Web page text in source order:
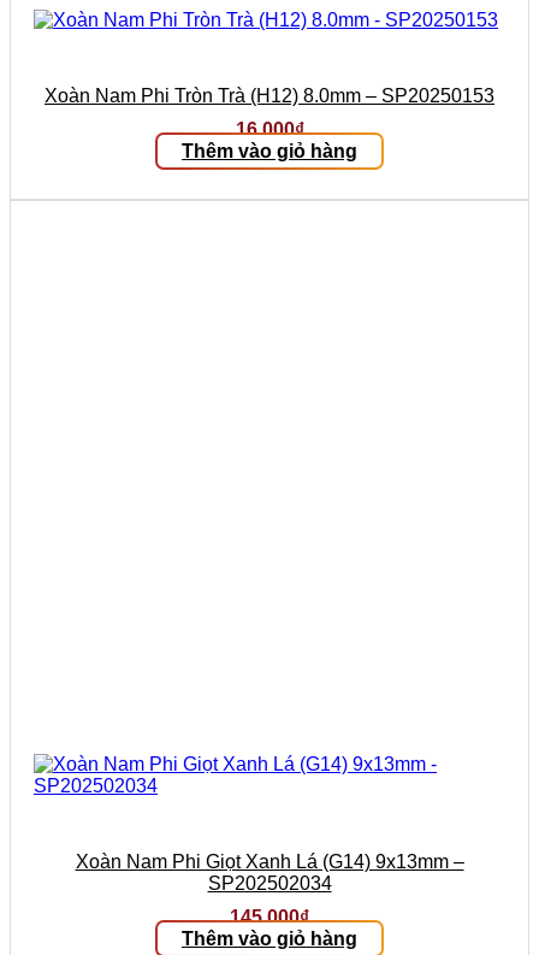
Xoàn Nam Phi Tròn Trà (H12) 8.0mm – SP20250153
16.000₫
Thêm vào giỏ hàng
Xoàn Nam Phi Giọt Xanh Lá (G14) 9x13mm –
SP202502034
145.000₫
Thêm vào giỏ hàng